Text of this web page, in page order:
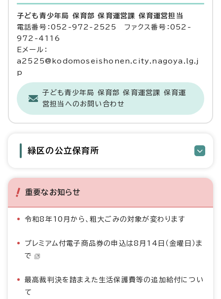
子ども青少年局 保育部 保育運営課 保育運営担当
電話番号：052-972-2525 ファクス番号：052-
972-4116
Eメール：
a2525@kodomoseishonen.city.nagoya.lg.j
p
子ども青少年局 保育部 保育運営課 保育運
営担当へのお問い合わせ
緑区の公立保育所
重要なお知らせ
令和8年10月から、粗大ごみの対象が変わります
プレミアム付電子商品券の申込は8月14日（金曜日）ま
で
最高裁判決を踏まえた生活保護費等の追加給付につい
て